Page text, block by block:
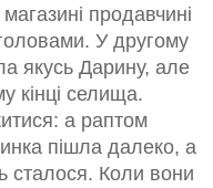
продавчині
У другому
якусь Дарину, але
кінці селища.
а раптом
пішла далеко, а
сталося. Коли вони